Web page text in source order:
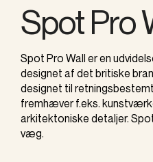
Spot Pro
Spot Pro Wall er en
designet af det britiske
designet til
fremhæver f.eks.
arkitektoniske detaljer.
væg.